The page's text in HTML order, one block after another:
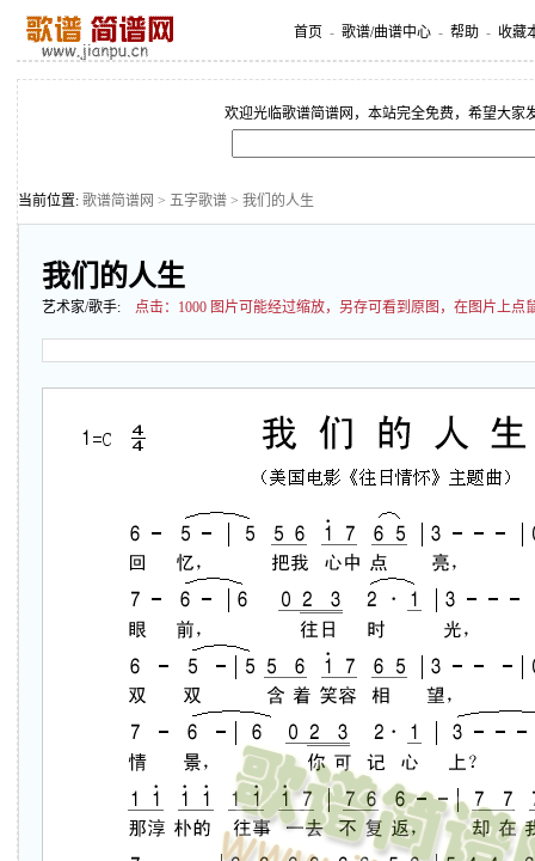
首页 - 歌谱/曲谱中心 - 帮助 - 收藏
欢迎光临歌谱简谱网，本站完全免费，希望大家
当前位置: 歌谱简谱网 > 五字歌谱 > 我们的人生
我们的人生
艺术家/歌手: 点击： 1000 图片可能经过缩放，另存可看到原图，在图片上